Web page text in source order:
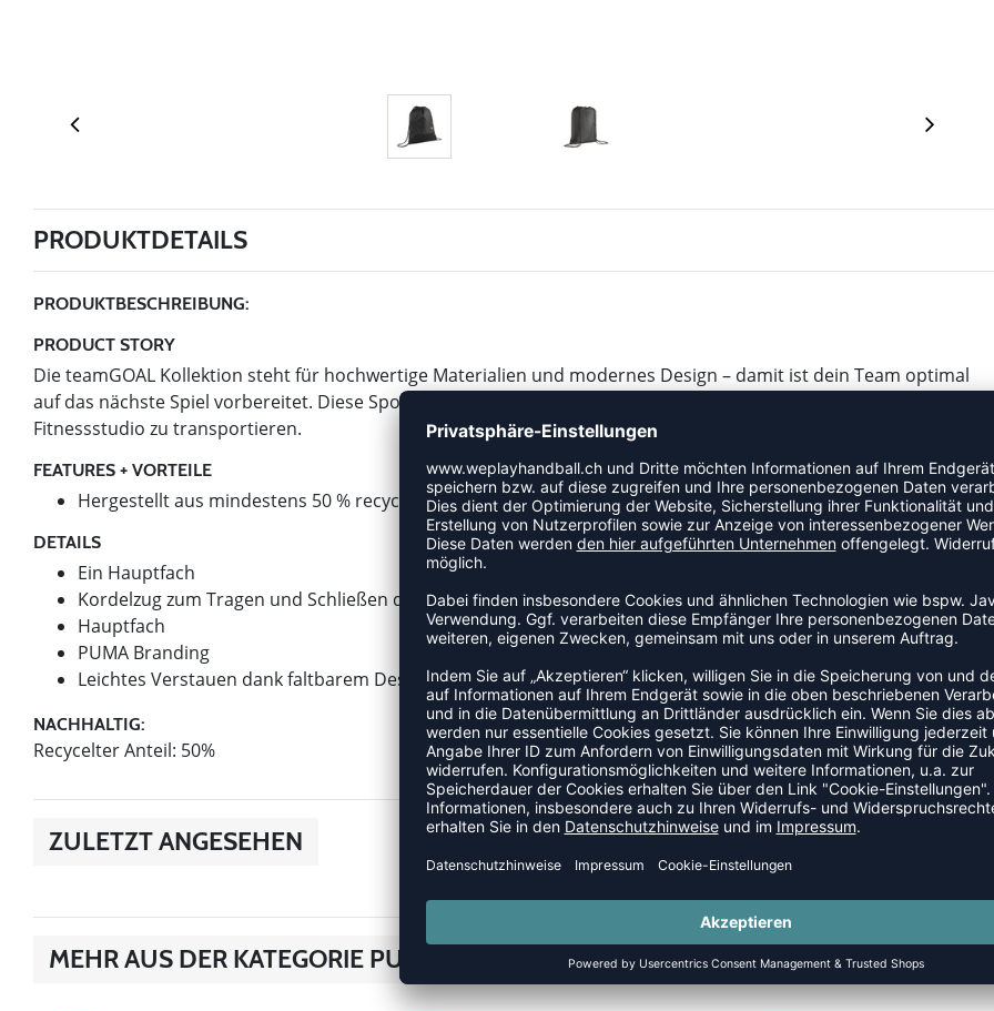
PRODUKTDETAILS
PRODUKTBESCHREIBUNG:
PRODUCT STORY
Die teamGOAL Kollektion steht für hochwertige Materialien und modernes Design – damit ist dein Team optimal
auf das nächste Spiel vorbereitet. Diese Sporttasche ist ideal, um deine Ausrüstung bei Trainingseinheiten im
Fitnessstudio zu transportieren.
FEATURES + VORTEILE
Hergestellt aus mindestens 50 % recycelten Materialien.
DETAILS
Ein Hauptfach
Kordelzug zum Tragen und Schließen der Tasche
Hauptfach
PUMA Branding
Leichtes Verstauen dank faltbarem Design
NACHHALTIG:
Recycelter Anteil: 50%
ZULETZT ANGESEHEN
MEHR AUS DER KATEGORIE PUMA TEAMGOAL